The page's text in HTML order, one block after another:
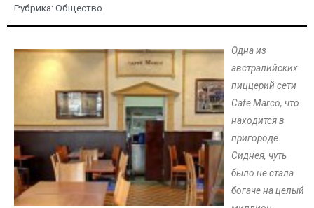
Рубрика: Общество
Одна из
австралийских
пиццерий сети
Cafe Marco, что
находится в
пригороде
Сиднея, чуть
было не стала
богаче на целый